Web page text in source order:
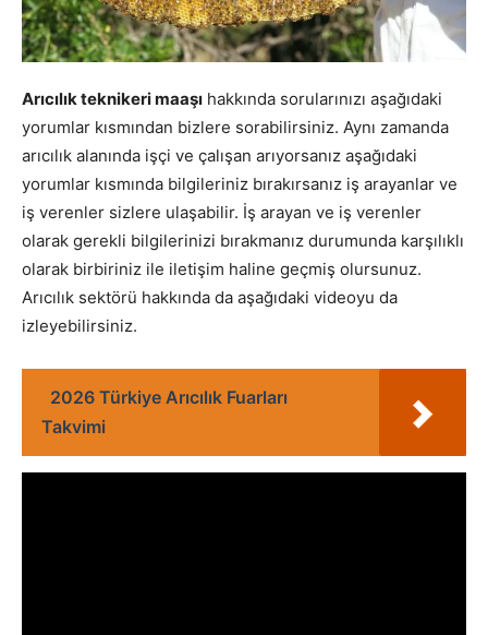
Arıcılık teknikeri maaşı hakkında sorularınızı aşağıdaki
yorumlar kısmından bizlere sorabilirsiniz. Aynı zamanda
arıcılık alanında işçi ve çalışan arıyorsanız aşağıdaki
yorumlar kısmında bilgileriniz bırakırsanız iş arayanlar ve
iş verenler sizlere ulaşabilir. İş arayan ve iş verenler
olarak gerekli bilgilerinizi bırakmanız durumunda karşılıklı
olarak birbiriniz ile iletişim haline geçmiş olursunuz.
Arıcılık sektörü hakkında da aşağıdaki videoyu da
izleyebilirsiniz.
2026 Türkiye Arıcılık Fuarları
Takvimi